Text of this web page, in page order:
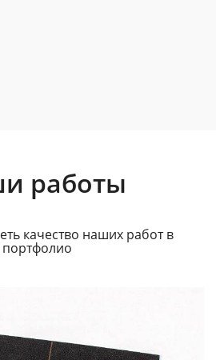
работы
качество наших работ в
портфолио